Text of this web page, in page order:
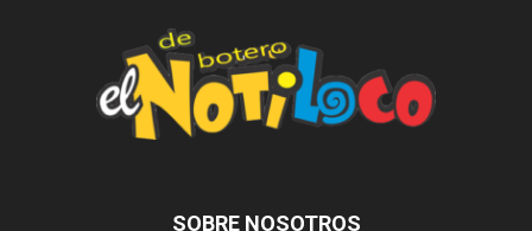
SOBRE NOSOTROS